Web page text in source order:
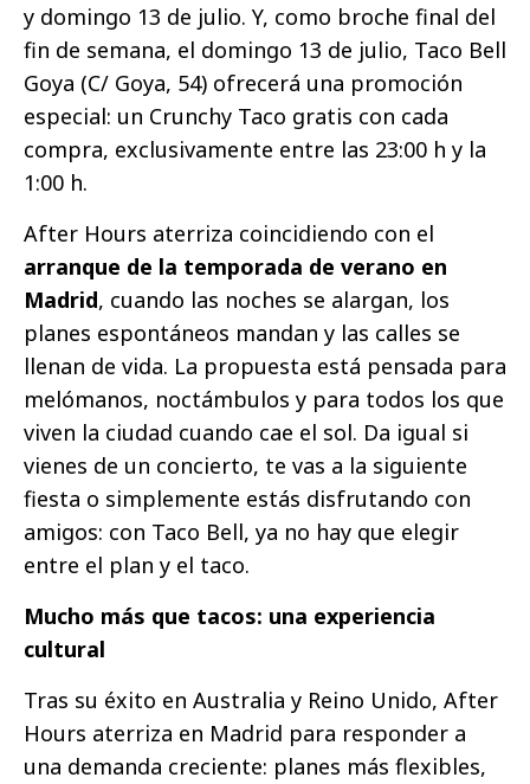
y domingo 13 de julio. Y, como broche final del
fin de semana, el domingo 13 de julio, Taco Bell
Goya (C/ Goya, 54) ofrecerá una promoción
especial: un Crunchy Taco gratis con cada
compra, exclusivamente entre las 23:00 h y la
1:00 h.
After Hours aterriza coincidiendo con el
arranque de la temporada de verano en
Madrid, cuando las noches se alargan, los
planes espontáneos mandan y las calles se
llenan de vida. La propuesta está pensada para
melómanos, noctámbulos y para todos los que
viven la ciudad cuando cae el sol. Da igual si
vienes de un concierto, te vas a la siguiente
fiesta o simplemente estás disfrutando con
amigos: con Taco Bell, ya no hay que elegir
entre el plan y el taco.
Mucho más que tacos: una experiencia
cultural
Tras su éxito en Australia y Reino Unido, After
Hours aterriza en Madrid para responder a
una demanda creciente: planes más flexibles,